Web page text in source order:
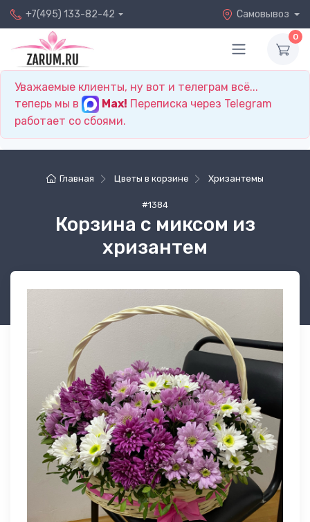
+7(495) 133-82-42 Самовывоз
0
Уважаемые клиенты, ну вот и телеграм всё...
теперь мы в
Max! Переписка через Telegram
работает со сбоями.
Главная Цветы в корзине Хризантемы
#1384
Корзина с миксом из
хризантем